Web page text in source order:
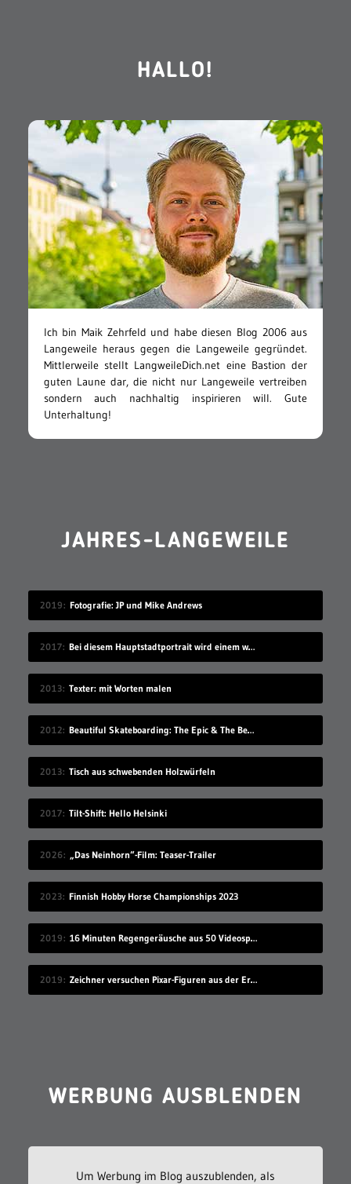
HALLO!
Ich bin Maik Zehrfeld und habe diesen Blog 2006 aus
Langeweile heraus gegen die Langeweile gegründet.
Mittlerweile stellt LangweileDich.net eine Bastion der
guten Laune dar, die nicht nur Langeweile vertreiben
sondern auch nachhaltig inspirieren will. Gute
Unterhaltung!
JAHRES-LANGEWEILE
2019 Fotografie: JP und Mike Andrews
2017 Bei diesem Hauptstadtportrait wird einem warm ums Herz
2013 Texter: mit Worten malen
2012 Beautiful Skateboarding: The Epic & The Beasts
2013 Tisch aus schwebenden Holzwürfeln
2017 Tilt-Shift: Hello Helsinki
2026 „Das Neinhorn“-Film: Teaser-Trailer
2023 Finnish Hobby Horse Championships 2023
2019 16 Minuten Regengeräusche aus 50 Videospielen
2019 Zeichner versuchen Pixar-Figuren aus der Erinnerung raus zu malen
WERBUNG AUSBLENDEN
Um Werbung im Blog auszublenden, als